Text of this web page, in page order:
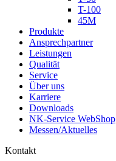
T-100
45M
Produkte
Ansprechpartner
Leistungen
Qualität
Service
Über uns
Karriere
Downloads
NK-Service WebShop
Messen/Aktuelles
Kontakt